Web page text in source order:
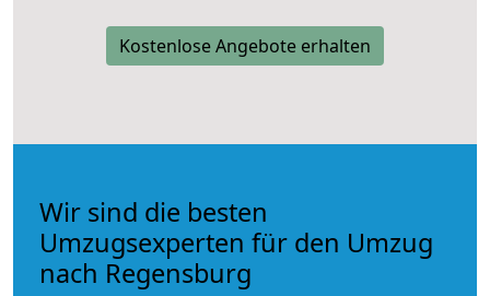
Kostenlose Angebote erhalten
Wir sind die besten
Umzugsexperten für den Umzug
nach Regensburg